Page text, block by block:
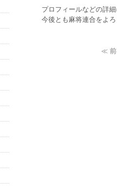
プロフィールなどの詳
今後とも麻将連合をよ
≪ 前